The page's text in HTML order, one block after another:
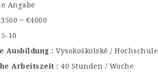
Angabe
~ €4000
5-10
Ausbildung
Vysokoškolské / Hochschule
Arbeitszeit
40 Stunden / Woche